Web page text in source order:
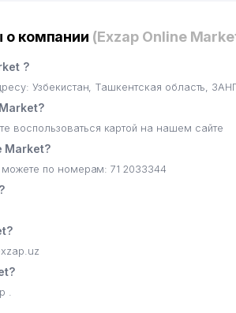
о компании (Exzap Online
?
Узбекистан, Ташкентская область,
воспользоваться картой на нашем сайте
Market?
по номерам: 71 2033344
.